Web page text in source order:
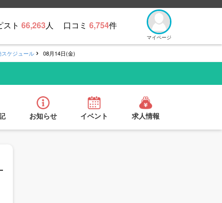
スト 66,263人 口コミ 6,754件
マイページ
スケジュール 08月14日(金)
お知らせ イベント 求人情報